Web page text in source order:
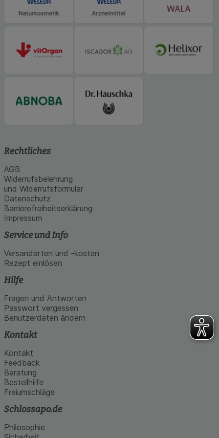
Rechtliches
AGB
Widerrufsbelehrung
und Widerrufsformular
Datenschutz
Barrierefreiheitserklärung
Impressum
Service und Info
Versandarten und -kosten
Rezept einlösen
Hilfe
Fragen und Antworten
Passwort vergessen
Benutzerdaten ändern
Kontakt
Kontakt
Feedback
Beratung
Bestellhilfe
Freiumschläge
Schlossapo.de
Philosophie